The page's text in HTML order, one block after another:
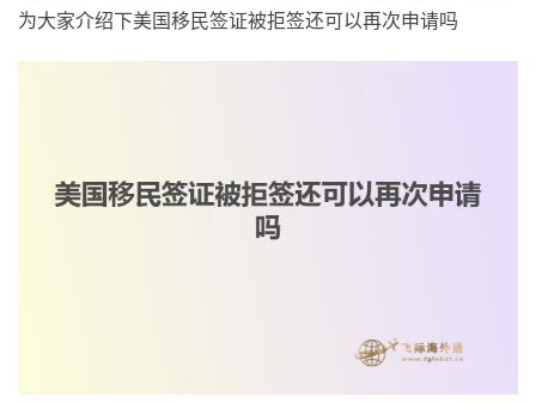
为大家介绍下美国移民签证被拒签还可以再次申请吗